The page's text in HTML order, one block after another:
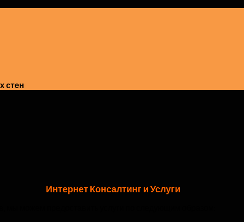
стен
Интернет Консалтинг и Услуги
мы можем предоставить услуги по следующим образом: